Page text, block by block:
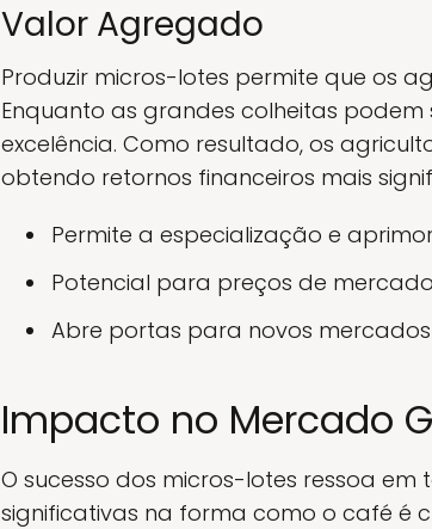
Valor Agregado
Produzir micros-lotes permite que os
Enquanto as grandes colheitas
excelência. Como resultado, os
obtendo retornos financeiros mais
Permite a especialização e
Potencial para preços de
Abre portas para novos
Impacto no Mercado
O sucesso dos micros-lotes ressoa
significativas na forma como o café é